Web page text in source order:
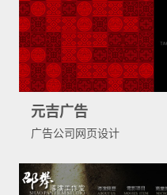
元吉广告
广告公司网页设计